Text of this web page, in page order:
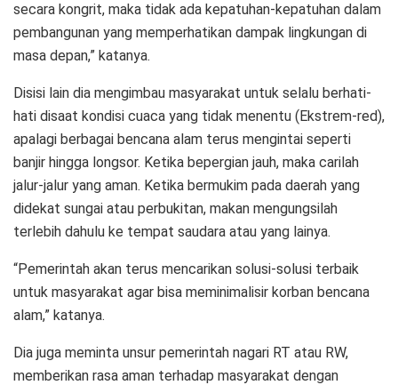
secara kongrit, maka tidak ada kepatuhan-kepatuhan dalam
pembangunan yang memperhatikan dampak lingkungan di
masa depan,” katanya.
Disisi lain dia mengimbau masyarakat untuk selalu berhati-
hati disaat kondisi cuaca yang tidak menentu (Ekstrem-red),
apalagi berbagai bencana alam terus mengintai seperti
banjir hingga longsor. Ketika bepergian jauh, maka carilah
jalur-jalur yang aman. Ketika bermukim pada daerah yang
didekat sungai atau perbukitan, makan mengungsilah
terlebih dahulu ke tempat saudara atau yang lainya.
“Pemerintah akan terus mencarikan solusi-solusi terbaik
untuk masyarakat agar bisa meminimalisir korban bencana
alam,” katanya.
Dia juga meminta unsur pemerintah nagari RT atau RW,
memberikan rasa aman terhadap masyarakat dengan